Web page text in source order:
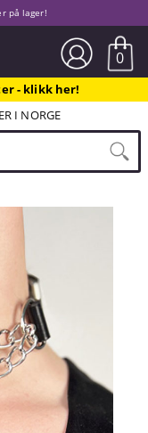
på lager!
0
- klikk her!
I NORGE